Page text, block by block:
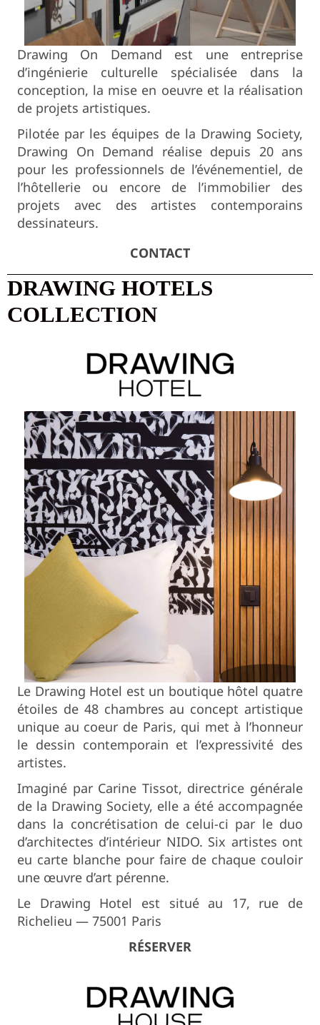
Drawing On Demand est une entreprise
d’ingénierie culturelle spécialisée dans la
conception, la mise en oeuvre et la réalisation
de projets artistiques.
Pilotée par les équipes de la Drawing Society,
Drawing On Demand réalise depuis 20 ans
pour les professionnels de l’événementiel, de
l’hôtellerie ou encore de l’immobilier des
projets avec des artistes contemporains
dessinateurs.
CONTACT
DRAWING HOTELS
COLLECTION
Le Drawing Hotel est un boutique hôtel quatre
étoiles de 48 chambres au concept artistique
unique au coeur de Paris, qui met à l’honneur
le dessin contemporain et l’expressivité des
artistes.
Imaginé par Carine Tissot, directrice générale
de la Drawing Society, elle a été accompagnée
dans la concrétisation de celui-ci par le duo
d’architectes d’intérieur NIDO. Six artistes ont
eu carte blanche pour faire de chaque couloir
une œuvre d’art pérenne.
Le Drawing Hotel est situé au 17, rue de
Richelieu — 75001 Paris
RÉSERVER